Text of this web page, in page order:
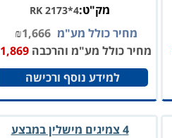
מק"ט:RK 2173*4
מחיר כולל מע"מ ₪1,666
מחיר כולל מע"מ והרכבה 1,869
למידע נוסף ורכישה
4 צמיגים מישלין במבצע